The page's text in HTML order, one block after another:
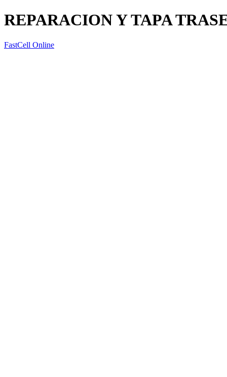
REPARACION Y TAPA
FastCell Online